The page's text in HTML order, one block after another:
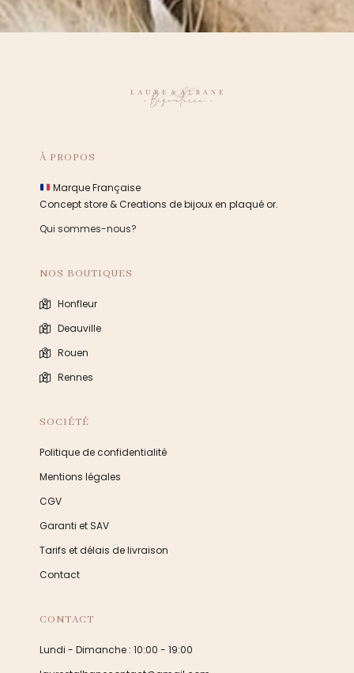
À PROPOS
Marque Française
Concept store & Creations de bijoux en plaqué or.
Qui sommes-nous?
NOS BOUTIQUES
Honfleur
Deauville
Rouen
Rennes
SOCIÉTÉ
Politique de confidentialité
Mentions légales
CGV
Garanti et SAV
Tarifs et délais de livraison
Contact
CONTACT
Lundi - Dimanche : 10:00 - 19:00